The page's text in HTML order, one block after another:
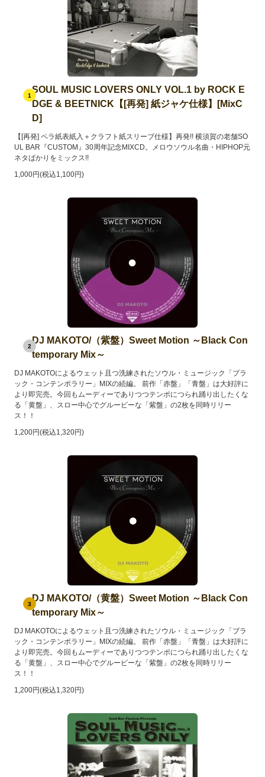
1
SOUL MUSIC LOVERS ONLY VOL.1 by ROCK E
DGE & BEETNICK【[再発] 紙ジャケ仕様】[MixC
D]
【[再発] ペラ紙表紙入＋クラフト紙スリーブ仕様】再発!! 横須賀の老舗SO
UL BAR『CUSTOM』30周年記念MIXCD。メロウソウル名曲・HIPHOP元
ネタばかりをミックス!!
1,000円(税込1,100円)
2
DJ MAKOTO/（紫盤）Sweet Motion ～Black Con
temporary Mix～
DJ MAKOTOによるウェット且つ洗練されたソウル・ミュージック「ブラ
ック・コンテンポラリー」MIXの続編。 前作「赤盤」「青盤」は大好評に
より即完売。今回もムーディーでありつつテンポにつられ踊り出したくな
る「黄盤」、スロー中心でグルービーな「紫盤」の2枚を同時リリー
ス！！
1,200円(税込1,320円)
3
DJ MAKOTO/（黄盤）Sweet Motion ～Black Con
temporary Mix～
DJ MAKOTOによるウェット且つ洗練されたソウル・ミュージック「ブラ
ック・コンテンポラリー」MIXの続編。 前作「赤盤」「青盤」は大好評に
より即完売。今回もムーディーでありつつテンポにつられ踊り出したくな
る「黄盤」、スロー中心でグルービーな「紫盤」の2枚を同時リリー
ス！！
1,200円(税込1,320円)